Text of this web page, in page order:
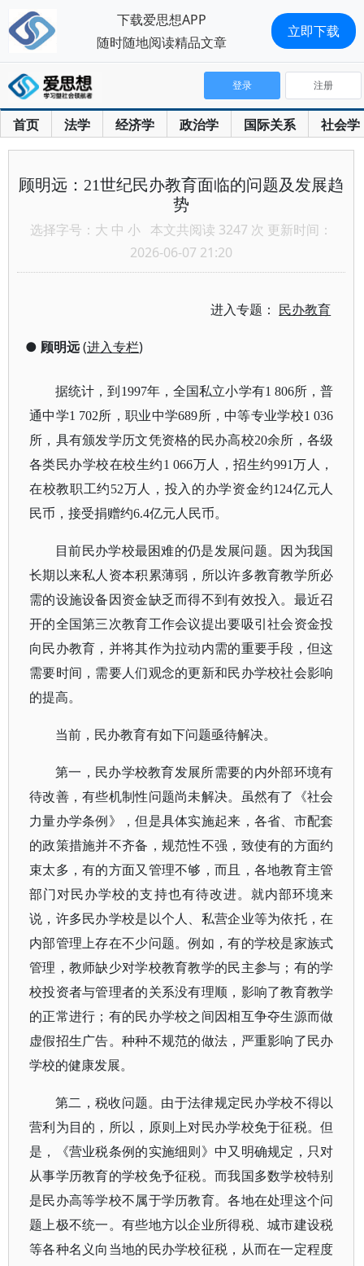
首页 法学 经济学 政治学 国际关系 社会学
登录 注册
顾明远：21世纪民办教育面临的问题及发展趋
势
选择字号： 大 中 小 本文共阅读 3247 次 更新时间：
2026-06-07 21:20
进入专题： 民办教育
● 顾明远(进入专栏)
据统计，到 1997年，全国私立小学有1 806所，普
通中学1 702所，职业中学689所，中等专业学校1 036
所，具有颁发学历文凭资格的民办高校20余所，各级
各类民办学校在校生约1 066万人，招生约991万人，
在校教职工约52万人，投入的办学资金约124亿元人
民币，接受捐赠约6.4亿元人民币。
目前民办学校最困难的仍是发展问题。因为我国
长期以来私人资本积累薄弱，所以许多教育教学所必
需的设施设备因资金缺乏而得不到有效投入。最近召
开的全国第三次教育工作会议提出要吸引社会资金投
向民办教育，并将其作为拉动内需的重要手段，但这
需要时间，需要人们观念的更新和民办学校社会影响
的提高。
当前，民办教育有如下问题亟待解决。
第一，民办学校教育发展所需要的内外部环境有
待改善，有些机制性问题尚未解决。虽然有了《社会
力量办学条例》，但是具体实施起来，各省、市配套
的政策措施并不齐备，规范性不强，致使有的方面约
束太多，有的方面又管理不够，而且，各地教育主管
部门对民办学校的支持也有待改进。就内部环境来
说，许多民办学校是以个人、私营企业等为依托，在
内部管理上存在不少问题。例如，有的学校是家族式
管理，教师缺少对学校教育教学的民主参与；有的学
校投资者与管理者的关系没有理顺，影响了教育教学
的正常进行；有的民办学校之间因相互争夺生源而做
虚假招生广告。种种不规范的做法，严重影响了民办
学校的健康发展。
第二，税收问题。由于法律规定民办学校不得以
营利为目的，所以，原则上对民办学校免于征税。但
是，《营业税条例的实施细则》中又明确规定，只对
从事学历教育的学校免予征税。而我国多数学校特别
是民办高等学校不属于学历教育。各地在处理这个问
题上极不统一。有些地方以企业所得税、城市建设税
等各种名义向当地的民办学校征税，从而在一定程度
下载爱思想APP
随时随地阅读精品文章
立即下载